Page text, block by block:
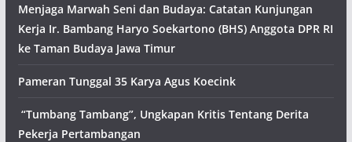
Menjaga Marwah Seni dan Budaya: Catatan Kunjungan
Kerja Ir. Bambang Haryo Soekartono (BHS) Anggota DPR RI
ke Taman Budaya Jawa Timur
Pameran Tunggal 35 Karya Agus Koecink
“Tumbang Tambang”, Ungkapan Kritis Tentang Derita
Pekerja Pertambangan